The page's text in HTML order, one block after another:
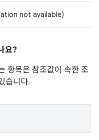
not available)
요?
항목은 참조값이 속한 조
습니다.